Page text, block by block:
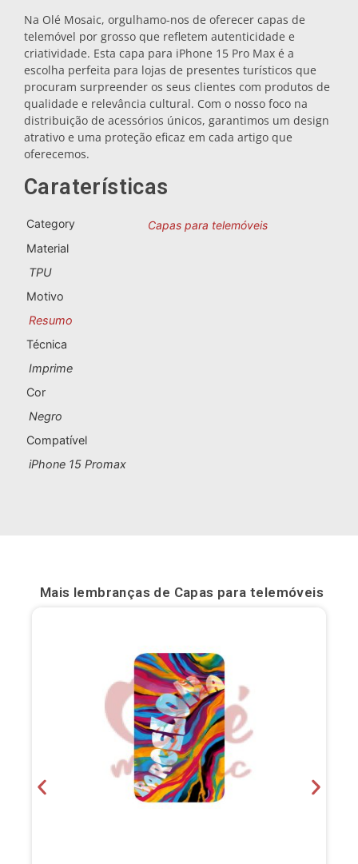
Lembranças por cidade
Lembranças de Espanha
Lembranças de Portugal
Lembranças personalizadas
A Corunha
Alicante
Almeria
Badajoz
Barcelona
Castellón de la Plana
Córdova
Na Olé Mosaic, orgulhamo-nos de oferecer capas de
telemóvel por grosso que refletem autenticidade e
criatividade. Esta capa para iPhone 15 Pro Max é a
escolha perfeita para lojas de presentes turísticos que
procuram surpreender os seus clientes com produtos de
qualidade e relevância cultural. Com o nosso foco na
distribuição de acessórios únicos, garantimos um design
atrativo e uma proteção eficaz em cada artigo que
oferecemos.
Caraterísticas
Category
Capas para telemóveis
Material
TPU
Motivo
Resumo
Técnica
Imprime
Cor
Negro
Compatível
iPhone 15 Promax
Mais lembranças de Capas para telemóveis